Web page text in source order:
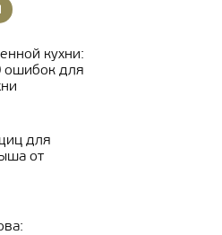
кухни:
ошибок для
для
от